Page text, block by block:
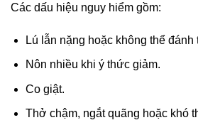
Các dấu hiệu nguy hiểm gồm:
Lú lẫn nặng hoặc không thể đánh
Nôn nhiều khi ý thức giảm.
Co giật.
Thở chậm, ngắt quãng hoặc khó